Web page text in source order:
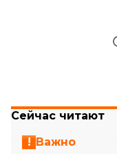
Сейчас читают
Важно